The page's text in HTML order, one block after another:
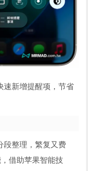
速新增提醒项，节省
段整理，繁复又费
借助苹果智能技